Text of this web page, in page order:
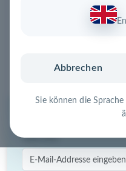
Abbrechen
Sie können die
Diese Domain steht
Anleitung zur
Einfach, sicher und
(zzgl USt.)